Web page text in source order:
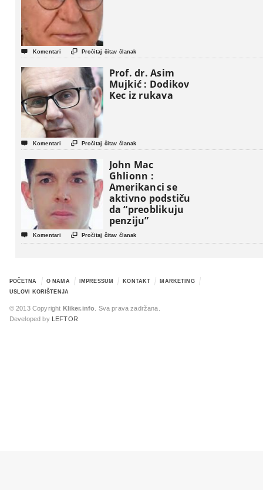
 Komentari  Pročitaj čitav članak
Prof. dr. Asim
Mujkić : Dodikov
Kec iz rukava
 Komentari  Pročitaj čitav članak
John Mac
Ghlionn :
Amerikanci se
aktivno podstiču
da “preoblikuju
penziju”
 Komentari  Pročitaj čitav članak
POČETNA O NAMA IMPRESSUM KONTAKT
MARKETING
USLOVI KORIŠTENJA
© 2013 Copyright Kliker.info . Sva prava zadržana.
Developed by
LEFTOR